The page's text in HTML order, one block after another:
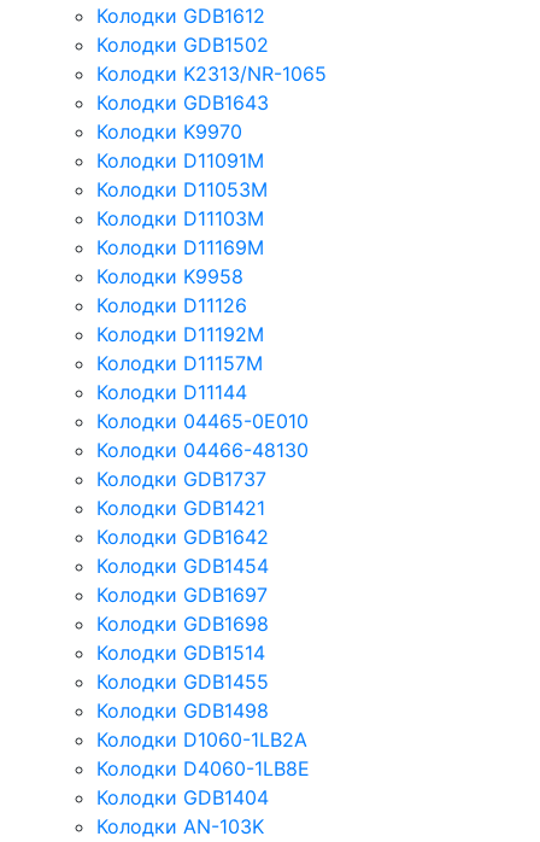
Колодки GDB1612
Колодки GDB1502
Колодки K2313/NR-1065
Колодки GDB1643
Колодки K9970
Колодки D11091M
Колодки D11053M
Колодки D11103M
Колодки D11169M
Колодки K9958
Колодки D11126
Колодки D11192M
Колодки D11157M
Колодки D11144
Колодки 04465-0E010
Колодки 04466-48130
Колодки GDB1737
Колодки GDB1421
Колодки GDB1642
Колодки GDB1454
Колодки GDB1697
Колодки GDB1698
Колодки GDB1514
Колодки GDB1455
Колодки GDB1498
Колодки D1060-1LB2A
Колодки D4060-1LB8E
Колодки GDB1404
Колодки AN-103K